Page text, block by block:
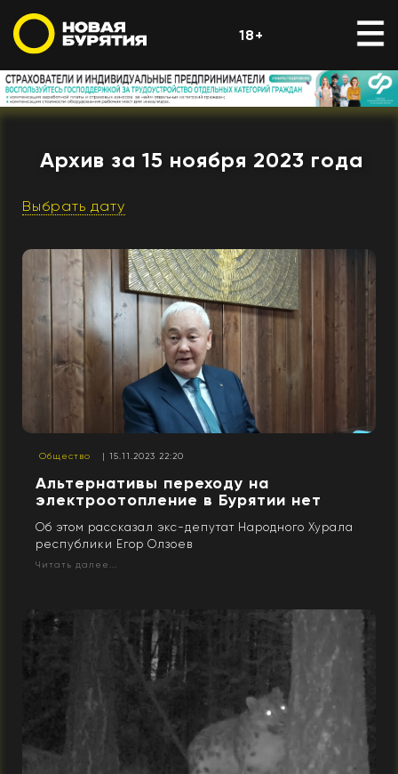
18+
Архив за 15 ноября 2023 года
Выбрать дату
Общество | 15.11.2023 22:20
Альтернативы переходу на
электроотопление в Бурятии нет
Об этом рассказал экс-депутат Народного Хурала
республики Егор Олзоев
Читать далее...